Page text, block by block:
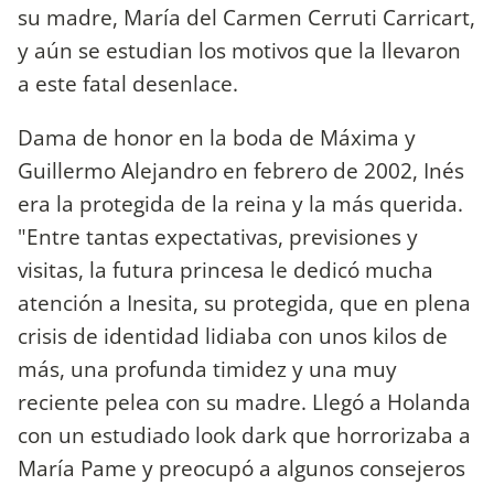
su madre, María del Carmen Cerruti Carricart,
y aún se estudian los motivos que la llevaron
a este fatal desenlace.
Dama de honor en la boda de Máxima y
Guillermo Alejandro en febrero de 2002, Inés
era la protegida de la reina y la más querida.
"Entre tantas expectativas, previsiones y
visitas, la futura princesa le dedicó mucha
atención a Inesita, su protegida, que en plena
crisis de identidad lidiaba con unos kilos de
más, una profunda timidez y una muy
reciente pelea con su madre. Llegó a Holanda
con un estudiado look dark que horrorizaba a
María Pame y preocupó a algunos consejeros